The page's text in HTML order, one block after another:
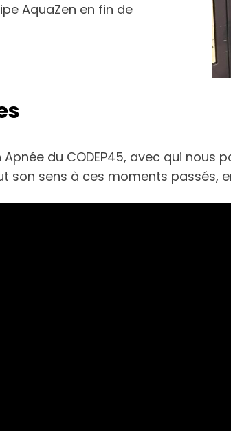
AquaZen en fin de
du CODEP45, avec qui
son sens à ces moments passés,